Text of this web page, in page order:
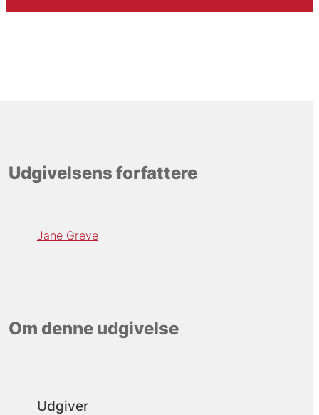
Udgivelsens forfattere
Jane Greve
Om denne udgivelse
Udgiver